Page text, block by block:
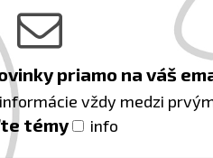
priamo na váš
vždy medzi
témy info